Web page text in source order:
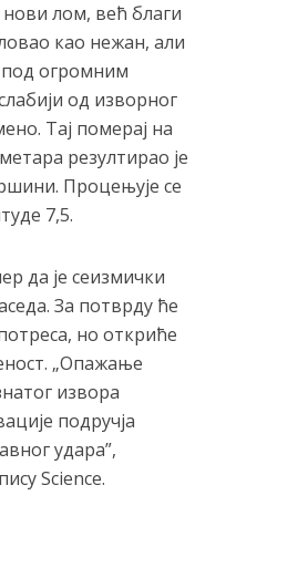
нови лом, већ благи
као нежан, али
под огромним
од изворног
Тај померај на
резултирао је
Процењује се
7,5.
да је сеизмички
За потврду ће
но откриће
„Опажање
извора
подручја
удара”,
Science.